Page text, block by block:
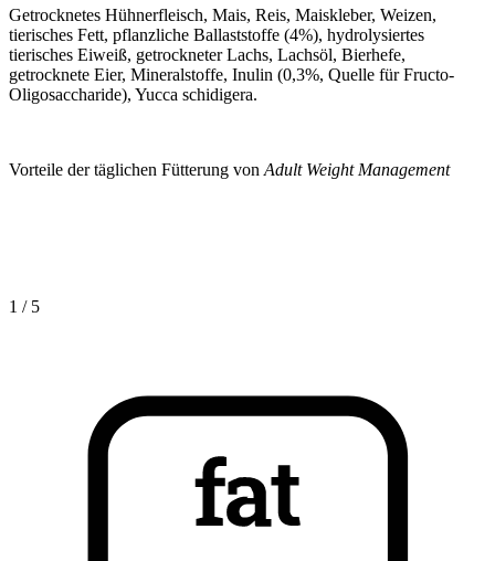
Getrocknetes Hühnerfleisch, Mais, Reis, Maiskleber, Weizen,
tierisches Fett, pflanzliche Ballaststoffe (4%), hydrolysiertes
tierisches Eiweiß, getrockneter Lachs, Lachsöl, Bierhefe,
getrocknete Eier, Mineralstoffe, Inulin (0,3%, Quelle für Fructo-
Oligosaccharide), Yucca schidigera.
Vorteile der täglichen Fütterung von Adult Weight Management
1 / 5